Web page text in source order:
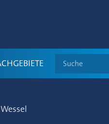
Suche